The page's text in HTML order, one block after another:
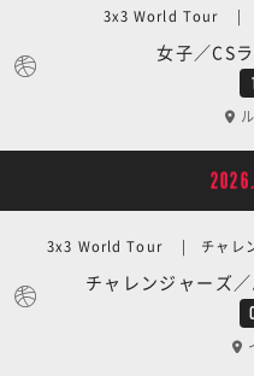
女子／CS
3x3 World Tour | 女
チャレンジャーズ
3x3 World Tour | チャレン